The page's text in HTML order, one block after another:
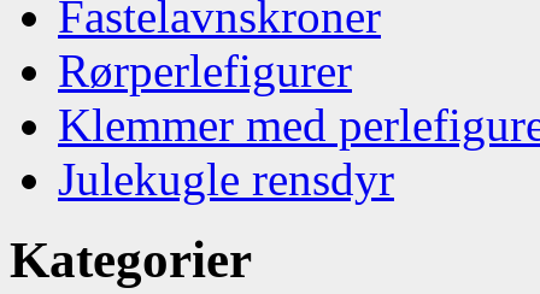
Fastelavnskroner
Rørperlefigurer
Klemmer med
Julekugle rensdyr
Kategorier